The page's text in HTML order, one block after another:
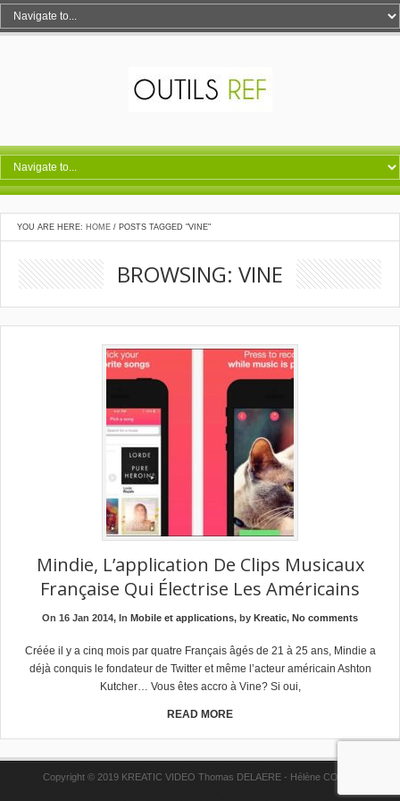
YOU ARE HERE: HOME / POSTS TAGGED "VINE"
BROWSING: VINE
Mindie, L’application De Clips Musicaux
Française Qui Électrise Les Américains
On 16 Jan 2014, In Mobile et applications, by Kreatic, No comments
Créée il y a cinq mois par quatre Français âgés de 21 à 25 ans, Mindie a
déjà conquis le fondateur de Twitter et même l’acteur américain Ashton
Kutcher… Vous êtes accro à Vine? Si oui,
READ MORE
Copyright © 2019 KREATIC VIDEO Thomas DELAERE - Hélène COPPE